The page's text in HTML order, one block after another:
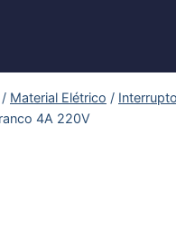
/ Material Elétrico /
4A 220V